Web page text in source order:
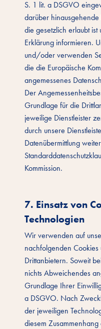
S. 1 lit. a DSGVO
darüber
die gesetzlich erlaubt
Erklärung informieren.
und/oder verwenden
die die Europäische
angemessenes
Der
Grundlage für die
jeweilige Dienstleister
durch unsere
Datenübermittlung
Kommission.
7. Einsatz von
Technologien
Wir verwenden auf
nachfolgenden
Drittanbietern. Soweit
nichts Abweichendes
Grundlage Ihrer
a DSGVO. Nach
der jeweiligen
diesem